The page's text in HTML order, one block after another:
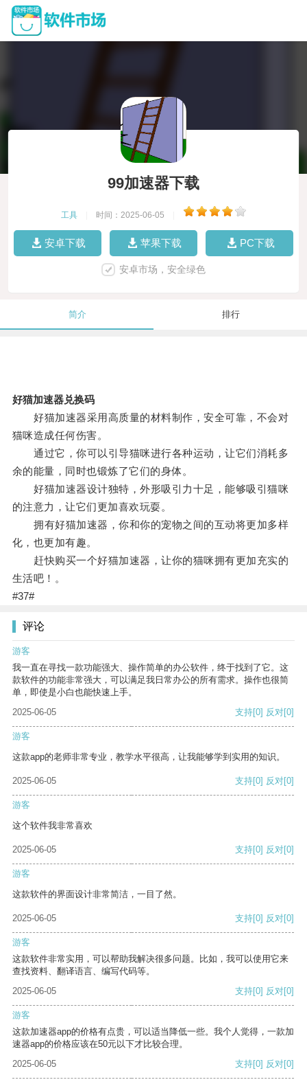
99加速器下载
工具 时间：2025-06-05
安卓下载 苹果下载 PC下载
安卓市场，安全绿色
简介 排行
好猫加速器兑换码
好猫加速器采用高质量的材料制作，安全可靠，不会对
猫咪造成任何伤害。
通过它，你可以引导猫咪进行各种运动，让它们消耗多
余的能量，同时也锻炼了它们的身体。
好猫加速器设计独特，外形吸引力十足，能够吸引猫咪
的注意力，让它们更加喜欢玩耍。
拥有好猫加速器，你和你的宠物之间的互动将更加多样
化，也更加有趣。
赶快购买一个好猫加速器，让你的猫咪拥有更加充实的
生活吧！。
#37#
评论
游客
我一直在寻找一款功能强大、操作简单的办公软件，终于找到了它。这
款软件的功能非常强大，可以满足我日常办公的所有需求。操作也很简
单，即使是小白也能快速上手。
2025-06-05
支持[0] 反对[0]
游客
这款app的老师非常专业，教学水平很高，让我能够学到实用的知识。
2025-06-05 支持[0] 反对[0]
游客
这个软件我非常喜欢
2025-06-05 支持[0] 反对[0]
游客
这款软件的界面设计非常简洁，一目了然。
2025-06-05 支持[0] 反对[0]
游客
这款软件非常实用，可以帮助我解决很多问题。比如，我可以使用它来
查找资料、翻译语言、编写代码等。
2025-06-05
支持[0] 反对[0]
游客
这款加速器app的价格有点贵，可以适当降低一些。我个人觉得，一款加
速器app的价格应该在50元以下才比较合理。
2025-06-05
支持[0] 反对[0]